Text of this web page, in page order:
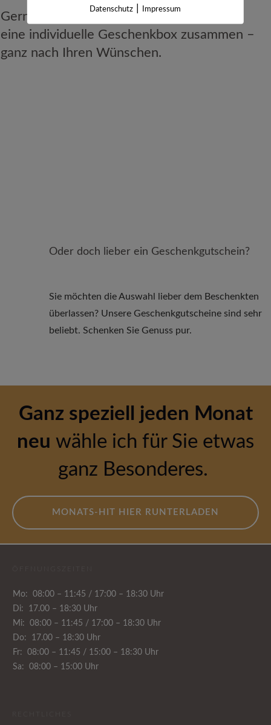
​Gerne stellen wir Ihnen auf Vorbestellung
eine ​individuelle Geschenkbox​ zusammen –
ganz nach Ihren Wünschen.
Oder doch lieber ein Geschenkgutschein?
Sie möchten die Auswahl lieber dem Beschenkten
überlassen? Unsere Geschenkgutscheine sind sehr
beliebt. Schenken Sie Genuss pur.
Ganz speziell jeden Monat
neu wähle ich für Sie etwas
ganz Besonderes.
M​ONATS-HIT HIER RUNTERLADEN
Mo: 08:00 – 11:45 / 17:00 – 18:30 Uhr
Di: ​17.00 – 18:30 Uhr
Mi: 08:00 – 11:45 / 17:00 – 18:30 Uhr
Do: 17.00 – 18:30 Uhr
Fr: 08:00 – 11:45 / 15:00 – 18:30 Uhr
Sa: 08:00 – 15:00 Uhr
Datenschutz Impressum